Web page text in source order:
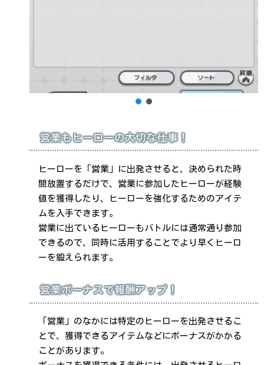
営業もヒーローの大切な仕事！
ヒーローを「営業」に出発させると、決められた時
間放置するだけで、営業に参加したヒーローが経験
値を獲得したり、ヒーローを強化するためのアイテ
ムを入手できます。
営業に出ているヒーローもバトルには通常通り参加
できるので、同時に活用することでより早くヒーロ
ーを鍛えられます。
営業ボーナスで報酬アップ！
「営業」のなかには特定のヒーローを出発させるこ
とで、獲得できるアイテムなどにボーナスがかかる
ことがあります。